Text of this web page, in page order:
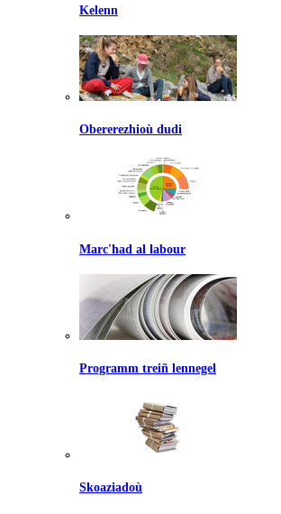
Kelenn
Obererezhioù dudi
Marc'had al labour
Programm treiñ lennegel
Skoaziadoù